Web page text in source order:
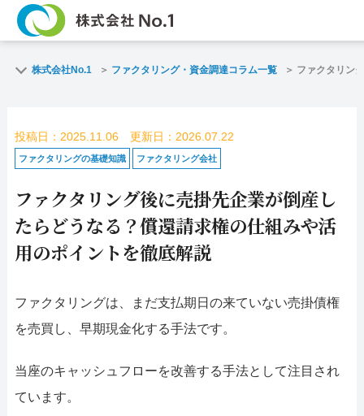
よくある質問
企業情報 お問い合わせ
名古屋支店HP 福岡支店HP
お問合せ
査定依頼
052-414-4107
株式会社No.1 ファクタリング・資金調達コラム一覧 ファクタリン
投稿日：2025.11.06 更新日：2026.07.22
ファクタリングの基礎知識 ファクタリング会社
ファクタリング後に売掛先企業が倒産し
たらどうなる？償還請求権の仕組みや活
用のポイントを徹底解説
ファクタリングは、まだ支払期日の来ていない売掛債権
を売買し、早期現金化する手法です。
当座のキャッシュフローを改善する手法として注目され
ています。